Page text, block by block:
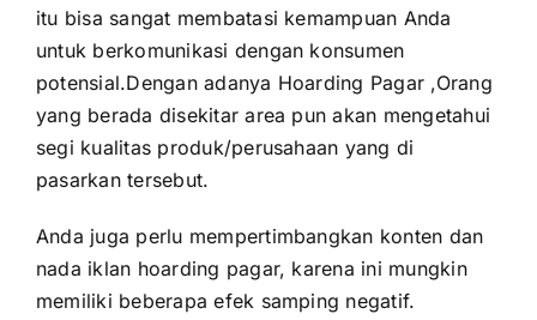
itu bisa sangat membatasi kemampuan Anda
untuk berkomunikasi dengan konsumen
potensial.Dengan adanya Hoarding Pagar ,Orang
yang berada disekitar area pun akan mengetahui
segi kualitas produk/perusahaan yang di
pasarkan tersebut.
Anda juga perlu mempertimbangkan konten dan
nada iklan hoarding pagar, karena ini mungkin
memiliki beberapa efek samping negatif.